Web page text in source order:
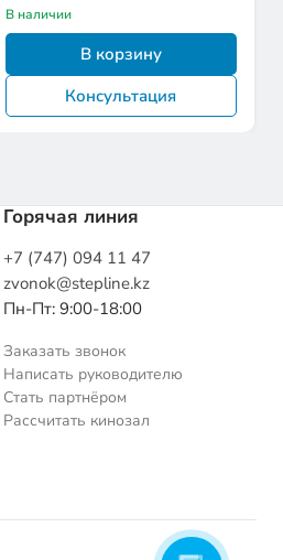
В наличии
В корзину
Консультация
Горячая линия
+7 (747) 094 11 47
zvonok@stepline.kz
Пн-Пт: 9:00-18:00
Заказать звонок
Написать руководителю
Стать партнёром
Рассчитать кинозал